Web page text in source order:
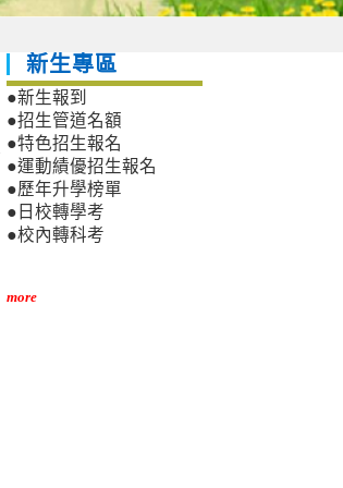
新生專區
●新生報到
●招生管道名額
●特色招生報名
●運動績優招生報名
●歷年升學榜單
●日校轉學考
●校內轉科考
more